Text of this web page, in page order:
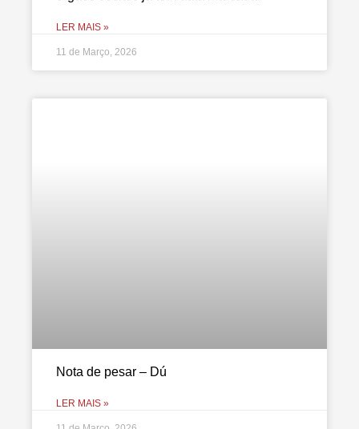
LER MAIS »
11 de Março, 2026
Nota de pesar – Dú
LER MAIS »